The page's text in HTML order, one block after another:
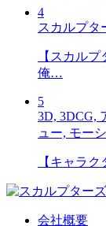
4
スカルプタ
【スカル
俺…
5
3D, 3DCG,
ュー, モー
【キャラ
会社概要